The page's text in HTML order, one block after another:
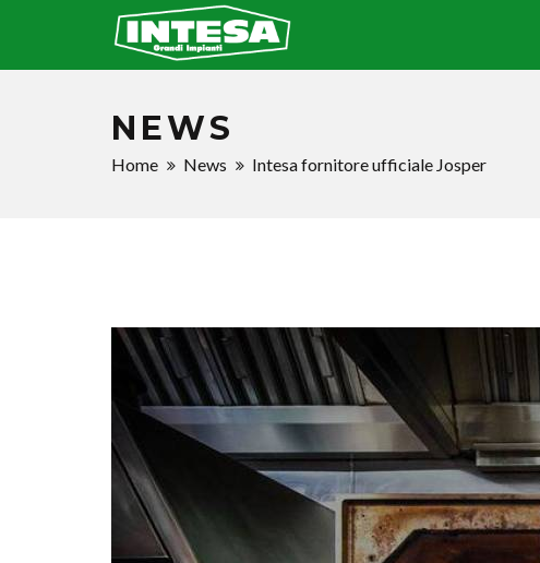
NEWS
Home News Intesa fornitore ufficiale Josper